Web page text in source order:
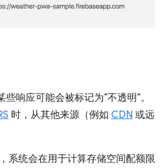
些响应可能会被标记为“不透明”。
时，从其他来源（例如 CDN 或远
系统会在用于计算存储空间配额限